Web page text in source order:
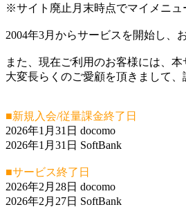
※サイト廃止月末時点でマイメニュ
2004年3月からサービスを開始し、
また、現在ご利用のお客様には、
大変長らくのご愛顧を頂きまして、
■新規入会/従量課金終了日
2026年1月31日 docomo
2026年1月31日 SoftBank
■サービス終了日
2026年2月28日 docomo
2026年2月27日 SoftBank